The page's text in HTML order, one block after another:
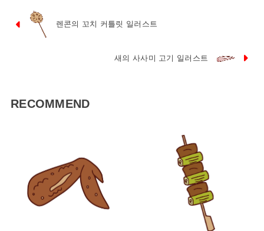
렌콘의 꼬치 커틀릿 일러스트
새의 사사미 고기 일러스트
RECOMMEND